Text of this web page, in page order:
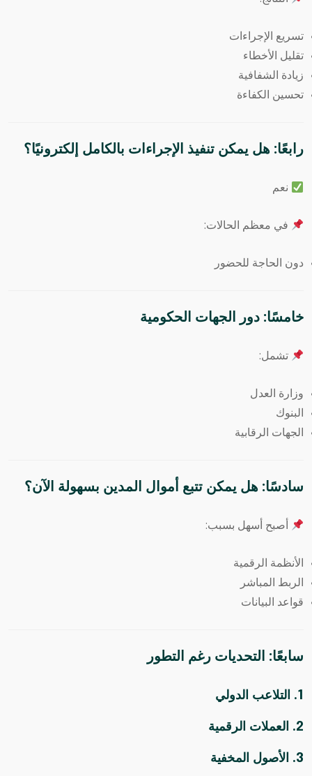
تسريع الإجراءات
تقليل الأخطاء
زيادة الشفافية
تحسين الكفاءة
رابعًا: هل يمكن تنفيذ الإجراءات بالكامل إلكترونيًا؟
نعم
في معظم الحالات:
دون الحاجة للحضور
خامسًا: دور الجهات الحكومية
تشمل:
وزارة العدل
البنوك
الجهات الرقابية
سادسًا: هل يمكن تتبع أموال المدين بسهولة الآن؟
أصبح أسهل بسبب:
الأنظمة الرقمية
الربط المباشر
قواعد البيانات
سابعًا: التحديات رغم التطور
1. التلاعب الدولي
2. العملات الرقمية
3. الأصول المخفية